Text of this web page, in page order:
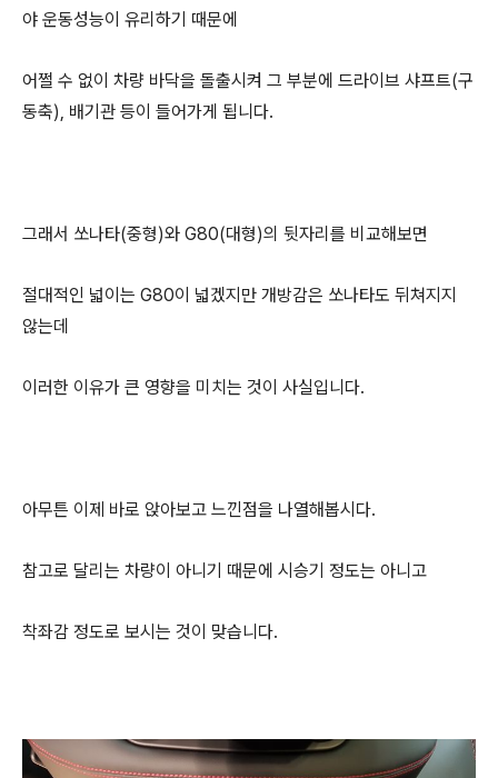
야 운동성능이 유리하기 때문에
어쩔 수 없이 차량 바닥을 돌출시켜 그 부분에 드라이브 샤프트(구
동축), 배기관 등이 들어가게 됩니다.
그래서 쏘나타(중형)와 G80(대형)의 뒷자리를 비교해보면
절대적인 넓이는 G80이 넓겠지만 개방감은 쏘나타도 뒤쳐지지
않는데
이러한 이유가 큰 영향을 미치는 것이 사실입니다.
아무튼 이제 바로 앉아보고 느낀점을 나열해봅시다.
참고로 달리는 차량이 아니기 때문에 시승기 정도는 아니고
착좌감 정도로 보시는 것이 맞습니다.